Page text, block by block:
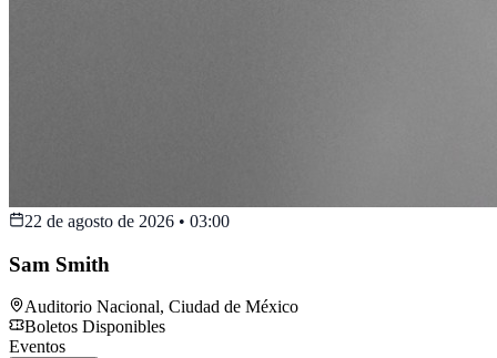
22 de agosto de 2026 • 03:00
Sam Smith
Auditorio Nacional, Ciudad de México
Boletos Disponibles
Eventos